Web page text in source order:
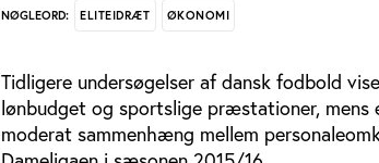
NØGLEORD: ELITEIDRÆT ØKONOMI
Tidligere undersøgelser af dansk fodbold
lønbudget og sportslige præstationer, mens
moderat sammenhæng mellem